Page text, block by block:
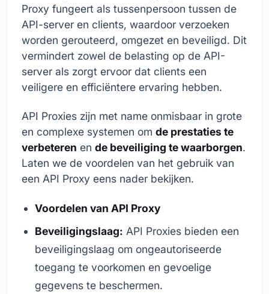
Proxy fungeert als tussenpersoon tussen de
API-server en clients, waardoor verzoeken
worden gerouteerd, omgezet en beveiligd. Dit
vermindert zowel de belasting op de API-
server als zorgt ervoor dat clients een
veiligere en efficiëntere ervaring hebben.
API Proxies zijn met name onmisbaar in grote
en complexe systemen om de prestaties te
verbeteren en de beveiliging te waarborgen.
Laten we de voordelen van het gebruik van
een API Proxy eens nader bekijken.
Voordelen van API Proxy
Beveiligingslaag: API Proxies bieden een
beveiligingslaag om ongeautoriseerde
toegang te voorkomen en gevoelige
gegevens te beschermen.